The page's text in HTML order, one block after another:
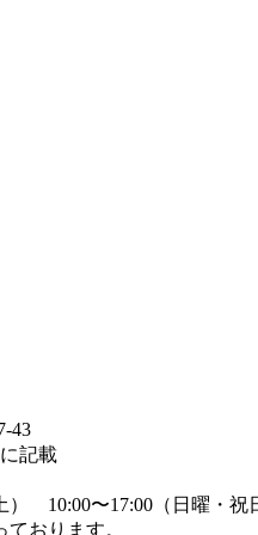
43
記載
） 10:00〜17:00（日曜・祝
おります。